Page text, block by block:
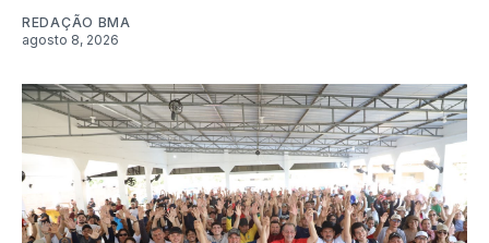
REDAÇÃO BMA
agosto 8, 2026